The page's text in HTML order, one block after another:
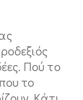
Πού το
το